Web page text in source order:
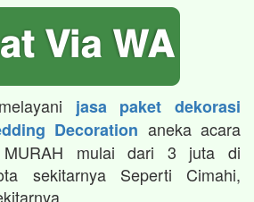
jasa paket dekorasi
Decoration aneka acara
MURAH mulai dari 3 juta di
sekitarnya Seperti Cimahi,